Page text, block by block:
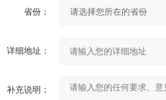
省份：
详细地址：
补充说明：